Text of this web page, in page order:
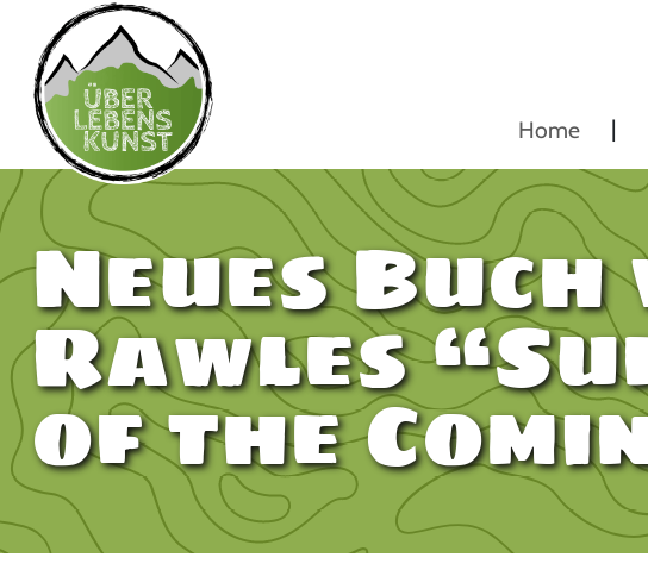
Home
Neues
Rawles
of the